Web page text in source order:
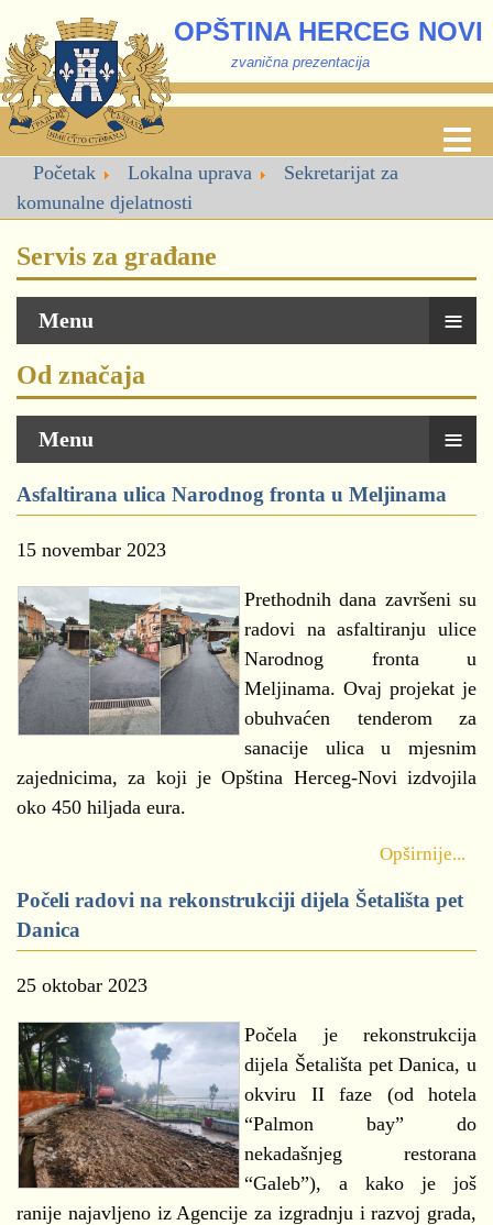
OPŠTINA HERCEG NOVI
zvanična prezentacija
Početak Lokalna uprava
Sekretarijat za
komunalne djelatnosti
Servis za građane
Menu ≡
Od značaja
Menu ≡
Asfaltirana ulica Narodnog fronta u Meljinama
15 novembar 2023
Prethodnih dana završeni su
radovi na asfaltiranju ulice
Narodnog fronta u
Meljinama. Ovaj projekat je
obuhvaćen tenderom za
sanacije ulica u mjesnim
zajednicima, za koji je Opština Herceg-Novi izdvojila
oko 450 hiljada eura.
Opširnije...
Počeli radovi na rekonstrukciji dijela Šetališta pet
Danica
25 oktobar 2023
Počela je rekonstrukcija
dijela Šetališta pet Danica, u
okviru II faze (od hotela
“Palmon bay” do
nekadašnjeg restorana
“Galeb”), a kako je još
ranije najavljeno iz Agencije za izgradnju i razvoj grada,